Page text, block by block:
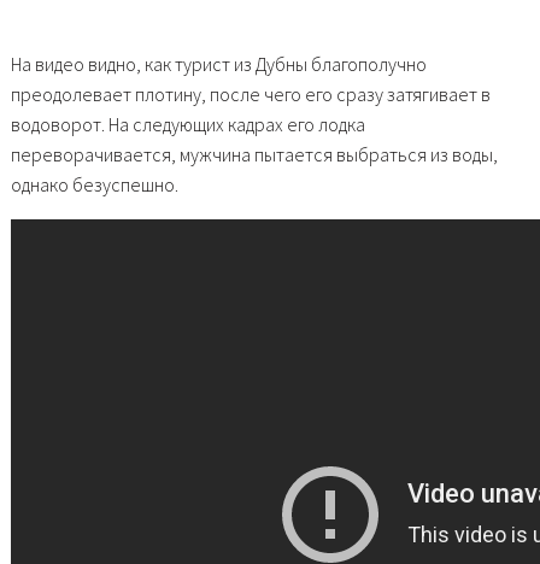
На видео видно, как турист из Дубны благополучно
преодолевает плотину, после чего его сразу затягивает в
водоворот. На следующих кадрах его лодка
переворачивается, мужчина пытается выбраться из воды,
однако безуспешно.